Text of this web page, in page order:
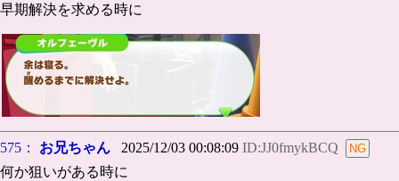
早期解決を求める時に
575： お兄ちゃん 2025/12/03 00:08:09 ID:JJ0fmykBCQ
何か狙いがある時に